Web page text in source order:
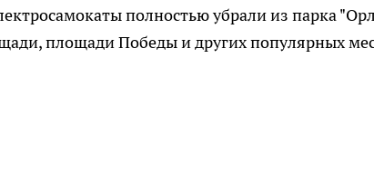
полностью убрали из парка
площади Победы и других популярных